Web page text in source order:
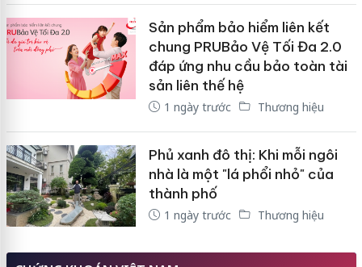
Sản phẩm bảo hiểm liên kết
chung PRUBảo Vệ Tối Đa 2.0
đáp ứng nhu cầu bảo toàn tài
sản liên thế hệ
1 ngày trước Thương hiệu
Phủ xanh đô thị: Khi mỗi ngôi
nhà là một "lá phổi nhỏ" của
thành phố
1 ngày trước Thương hiệu